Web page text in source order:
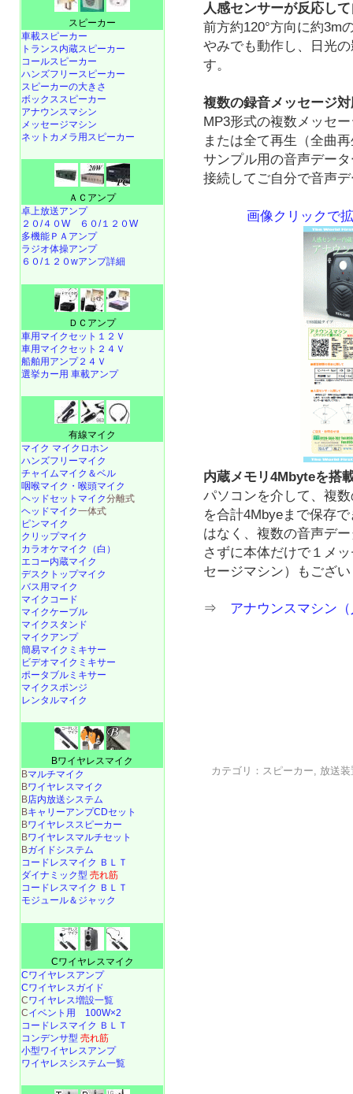
人感センサーが反応し
前方約120°方向に約3m
やみでも動作し、日光
す。
複数の録音メッセージ
MP3形式の複数メッセ
または全て再生（全曲
サンプル用の音声デー
接続してご自分で音声
画像クリックで
内蔵メモリ4Mbyteを搭
パソコンを介して、複
を合計4Mbyeまで保存
はなく、複数の音声デ
さずに本体だけで１メ
セージマシン）もござ
⇒ アナウンスマシン
カテゴリ： スピーカー, 放送装
スピーカー
車載スピーカー
トランス内蔵スピーカー
コールスピーカー
ハンズフリースピーカー
スピーカーの大きさ
ボックススピーカー
アナウンスマシン
メッセージマシン
ネットカメラ用スピーカー
ＡＣアンプ
卓上放送アンプ
２０/４０W
６０/１２０W
多機能ＰＡアンプ
ラジオ体操アンプ
６０/１２０wアンプ詳細
ＤＣアンプ
車用マイクセット１２Ｖ
車用マイクセット２４Ｖ
船舶用アンプ２４Ｖ
選挙カー用 車載アンプ
有線マイク
マイク マイクロホン
ハンズフリーマイク
チャイムマイク＆ベル
咽喉マイク・喉頭マイク
ヘッドセットマイク分離式
ヘッドマイク一体式
ピンマイク
クリップマイク
カラオケマイク（白）
エコー内蔵マイク
デスクトップマイク
バス用マイク
マイクコード
マイクケーブル
マイクスタンド
マイクアンプ
簡易マイクミキサー
ビデオマイクミキサー
ポータブルミキサー
マイクスポンジ
レンタルマイク
Bワイヤレスマイク
Bマルチマイク
Bワイヤレスマイク
B店内放送システム
BキャリーアンプCDセット
Bワイヤレススピーカー
Bワイヤレスマルチセット
Bガイドシステム
コードレスマイク ＢＬＴ
ダイナミック型 売れ筋
コードレスマイク ＢＬＴ
モジュール＆ジャック
Cワイヤレスマイク
Cワイヤレスアンプ
Cワイヤレスガイド
Cワイヤレス増設一覧
Cイベント用 100W×2
コードレスマイク ＢＬＴ
コンデンサ型 売れ筋
小型ワイヤレスアンプ
ワイヤレスシステム一覧